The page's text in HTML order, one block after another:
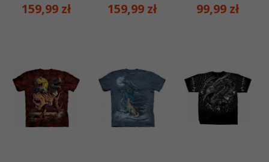
159,99 zł 159,99 zł 99,99 zł